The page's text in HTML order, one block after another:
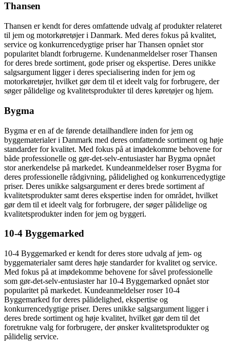
Thansen
Thansen er kendt for deres omfattende udvalg af produkter relateret
til jem og motorkøretøjer i Danmark. Med deres fokus på kvalitet,
service og konkurrencedygtige priser har Thansen opnået stor
popularitet blandt forbrugerne. Kundenanmeldelser roser Thansen
for deres brede sortiment, gode priser og ekspertise. Deres unikke
salgsargument ligger i deres specialisering inden for jem og
motorkøretøjer, hvilket gør dem til et ideelt valg for forbrugere, der
søger pålidelige og kvalitetsprodukter til deres køretøjer og hjem.
Bygma
Bygma er en af de førende detailhandlere inden for jem og
byggematerialer i Danmark med deres omfattende sortiment og høje
standarder for kvalitet. Med fokus på at imødekomme behovene for
både professionelle og gør-det-selv-entusiaster har Bygma opnået
stor anerkendelse på markedet. Kundeanmeldelser roser Bygma for
deres professionelle rådgivning, pålidelighed og konkurrencedygtige
priser. Deres unikke salgsargument er deres brede sortiment af
kvalitetsprodukter samt deres ekspertise inden for området, hvilket
gør dem til et ideelt valg for forbrugere, der søger pålidelige og
kvalitetsprodukter inden for jem og byggeri.
10-4 Byggemarked
10-4 Byggemarked er kendt for deres store udvalg af jem- og
byggematerialer samt deres høje standarder for kvalitet og service.
Med fokus på at imødekomme behovene for såvel professionelle
som gør-det-selv-entusiaster har 10-4 Byggemarked opnået stor
popularitet på markedet. Kundeanmeldelser roser 10-4
Byggemarked for deres pålidelighed, ekspertise og
konkurrencedygtige priser. Deres unikke salgsargument ligger i
deres brede sortiment og høje kvalitet, hvilket gør dem til det
foretrukne valg for forbrugere, der ønsker kvalitetsprodukter og
pålidelig service.